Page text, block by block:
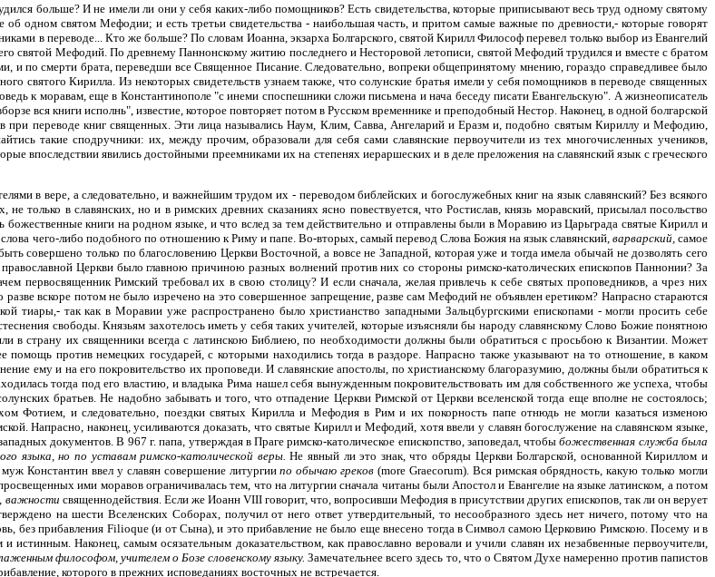
больше? И не имели ли они у себя каких-либо помощников? Есть свидетельства, которые приписывают весь труд одному святому
об одном святом Мефодии; и есть третьи свидетельства - наибольшая часть, и притом самые важные по древности,- которые говорят
в переводе... Кто же больше? По словам Иоанна, экзарха Болгарского, святой Кирилл Философ перевел только выбор из Евангелий
святой Мефодий. По древнему Паннонскому житию последнего и Несторовой летописи, святой Мефодий трудился и вместе с братом
по смерти брата, переведши все Священное Писание. Следовательно, вопреки общепринятому мнению, гораздо справедливее было
святого Кирилла. Из некоторых свидетельств узнаем также, что солунские братья имели у себя помощников в переводе священных
к моравам, еще в Константинополе "с инеми споспешники сложи письмена и нача беседу писати Евангельскую". А жизнеописатель
вся книги исполнь", известие, которое повторяет потом в Русском временнике и преподобный Нестор. Наконец, в одной болгарской
при переводе книг священных. Эти лица назывались Наум, Клим, Савва, Ангеларий и Еразм и, подобно святым Кириллу и Мефодию,
такие сподручники: их, между прочим, образовали для себя сами славянские первоучители из тех многочисленных учеников,
впоследствии явились достойными преемниками их на степенях иераршеских и в деле преложения на славянский язык с греческого
в вере, а следовательно, и важнейшим трудом их - переводом библейских и богослужебных книг на язык славянский? Без всякого
в славянских, но и в римских древних сказаниях ясно повествуется, что Ростислав, князь моравский, присылал посольство
книги на родном языке, и что вслед за тем действительно и отправлены были в Моравию из Царьграда святые Кирилл и
чего-либо подобного по отношению к Риму и папе. Во-вторых, самый перевод Слова Божия на язык славянский, варварский,самое
совершено только по благословению Церкви Восточной, а вовсе не Западной, которая уже и тогда имела обычай не дозволять сего
Церкви было главною причиною разных волнений против них со стороны римско-католических епископов Паннонии? За
первосвященник Римский требовал их в свою столицу? И если сначала, желая привлечь к себе святых проповедников, а чрез них
вскоре потом не было изречено на это совершенное запрещение, разве сам Мефодий не объявлен еретиком? Напрасно стараются
тиары,- так как в Моравии уже распространено было христианство западными Зальцбургскими епископами - могли просить себе
свободы. Князьям захотелось иметь у себя таких учителей, которые изъясняли бы народу славянскому Слово Божие понятною
в страну их священники всегда с латинскою Библиею, по необходимости должны были обратиться с просьбою к Византии. Может
помощь против немецких государей, с которыми находились тогда в раздоре. Напрасно также указывают на то отношение, в каком
ему и на его покровительство их проповеди. И славянские апостолы, по христианскому благоразумию, должны были обратиться к
тогда под его властию, и владыка Рима нашел себя вынужденным покровительствовать им для собственного же успеха, чтобы
братьев. Не надобно забывать и того, что отпадение Церкви Римской от Церкви вселенской тогда еще вполне не состоялось;
Фотием, и следовательно, поездки святых Кирилла и Мефодия в Рим и их покорность папе отнюдь не могли казаться изменою
Напрасно, наконец, усиливаются доказать, что святые Кирилл и Мефодий, хотя ввели у славян богослужение на славянском языке,
документов. В 967 г. папа, утверждая в Праге римско-католическое епископство, заповедал, чтобыбожественная служба была
языка, но по уставам римско-католической веры.Не явный ли это знак, что обряды Церкви Болгарской, основанной Кириллом и
Константин ввел у славян совершение литургиипо обычаю греков (more Graecorum). Вся римская обрядность, какую только могли
ими моравов ограничивалась тем, что на литургии сначала читаны были Апостол и Евангелие на языке латинском, а потом
важности священнодействия. Если же Иоанн VIII говорит, что, вопросивши Мефодия в присутствии других епископов, так ли он верует
на шести Вселенских Соборах, получил от него ответ утвердительный, то несообразного здесь нет ничего, потому что на
без прибавления Filioque (и от Сына), и это прибавление не было еще внесено тогда в Символ самою Церковию Римскою. Посему и в
Наконец, самым осязательным доказательством, как православно веровали и учили славян их незабвенные первоучители,
философом, учителем о Бозе словенскому языку.Замечательнее всего здесь то, что о Святом Духе намеренно против папистов
которого в прежних исповеданиях восточных не встречается.